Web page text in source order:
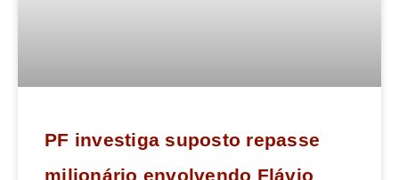
PF investiga suposto repasse
milionário envolvendo Flávio